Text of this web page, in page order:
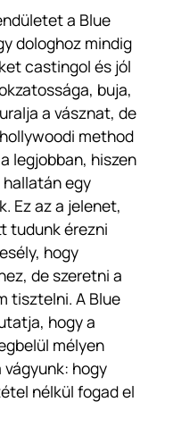
a Blue
dologhoz mindig
castingol és jól
buja,
a vásznat, de
method
legjobban, hiszen
egy
Ez az a jelenet,
tudunk érezni
hogy
de szeretni a
tisztelni. A Blue
hogy a
mélyen
hogy
nélkül fogad el